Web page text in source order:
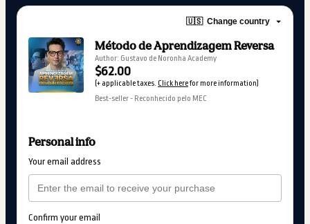
🇺🇸 Change country
Método de Aprendizagem Reversa
Author: Gustavo de Noronha Academy
$62.00
(+ applicable taxes. Click herefor more information)
Best-seller - Reconhecido pelo MEC
Personal info
Your email address
Confirm your email